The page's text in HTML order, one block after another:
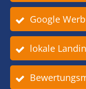
Google
lokale